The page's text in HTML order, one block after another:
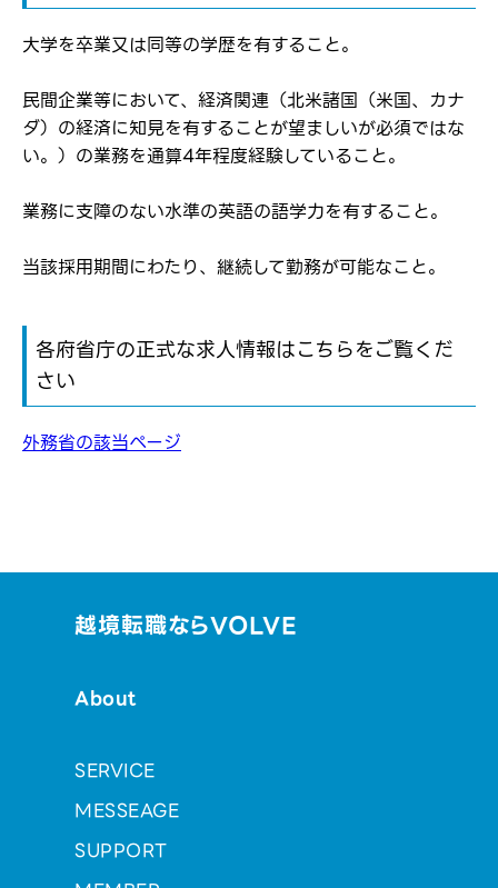
応募完了通知をする
新規会員登録
大学を卒業又は同等の学歴を有すること。
民間企業等において、経済関連（北米諸国（米国、カナ
ダ）の経済に知見を有することが望ましいが必須ではな
い。）の業務を通算4年程度経験していること。
業務に支障のない水準の英語の語学力を有すること。
当該採用期間にわたり、継続して勤務が可能なこと。
各府省庁の正式な求人情報はこちらをご覧くだ
さい
外務省の該当ページ
越境転職ならVOLVE
About
SERVICE
MESSEAGE
SUPPORT